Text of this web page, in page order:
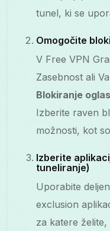
tunel, ki se
Omogočite
V Free VPN
Zasebnost ali
Blokiranje
Izberite raven
možnosti, kot
Izberite
tuneliranje)
Uporabite
exclusion
za katere